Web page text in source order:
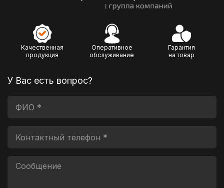
Качественная
продукция
Оперативное
обслуживание
Гарантия
на товар
У Вас есть вопрос?